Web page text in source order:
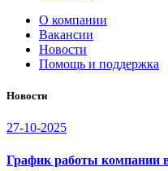
О компании
Вакансии
Новости
Помощь и поддержка
Новости
27-10-2025
График работы компании